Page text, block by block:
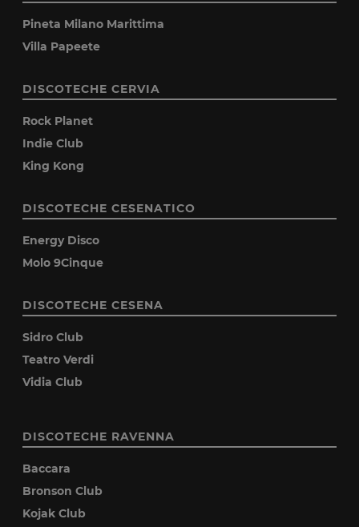
Pineta Milano Marittima
Villa Papeete
DISCOTECHE CERVIA
Rock Planet
Indie Club
King Kong
DISCOTECHE CESENATICO
Energy Disco
Molo 9Cinque
DISCOTECHE CESENA
Sidro Club
Teatro Verdi
Vidia Club
DISCOTECHE RAVENNA
Baccara
Bronson Club
Kojak Club